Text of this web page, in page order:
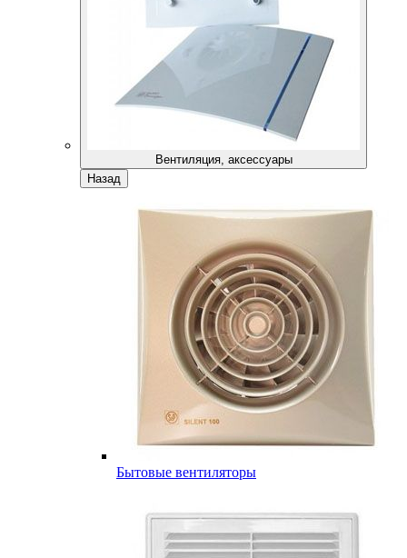
Вентиляция, аксессуары
Назад
Бытовые вентиляторы